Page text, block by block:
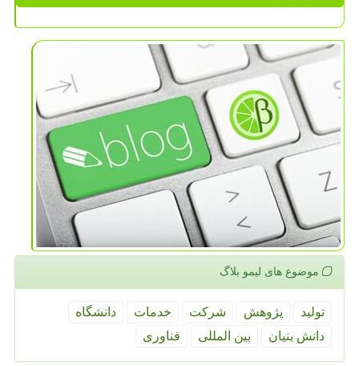
موضوع های لیمو بلاگ
تولید پژوهش شركت خدمات
دانشگاه
دانش بنیان
بین المللی فناوری